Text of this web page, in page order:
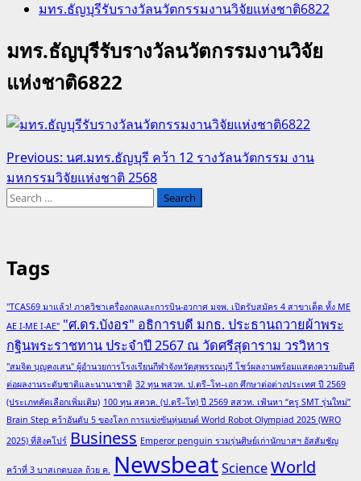
มทร.ธัญบุรีรับรางวัลนวัตกรรมงานวิจัยแห่งชาติ6822
มทร.ธัญบุรีรับรางวัลนวัตกรรมงานวิจัย
แห่งชาติ6822
Post
navigation
Previous: นศ.มทร.ธัญบุรี คว้า 12 รางวัลนวัตกรรม งาน
มหกรรมวิจัยแห่งชาติ 2568
Search
for:
Tags
"TCAS69 มาแล้ว! ภาควิชาเครื่องกลและการบิน-อวกาศ มจพ. เปิดรับสมัคร 4 สาขาเด็ด ทั้ง ME
AE I-ME I-AE" "ศ.ดร.บังอร" อธิการบดี มกธ. ประธานถวายผ้าพระ
กฐินพระราชทาน ประจำปี 2567 ณ วัดศรีสุดาราม วรวิหาร
"สมจิต บุญคงเสน" ผู้อำนวยการโรงเรียนกีฬาจังหวัดสุพรรณบุรี โชว์ผลงานพร้อมแสดงความยินดี
ต่อผลงานระดับชาติและนานาชาติ 32 ทุน พสวท. ป.ตรี–โท–เอก ศึกษาต่อต่างประเทศ ปี 2569
(ประเภทคัดเลือกเพิ่มเติม) 100 ทุน สควค. (ป.ตรี–โท) ปี 2569 สสวท. เฟ้นหา “ครู SMT รุ่นใหม่”
Brain Step คว้าอันดับ 5 ของโลก การแข่งขันหุ่นยนต์ World Robot Olympiad 2025 (WRO
2025) ที่สิงคโปร์ Business Emperor penguin รวมรุ่นศิษย์เก่านักบาสฯ อัสสัมชัญ
คว้าที่ 3 บาสเกตบอล ถ้วย ค. NewsbeatScienceWorld